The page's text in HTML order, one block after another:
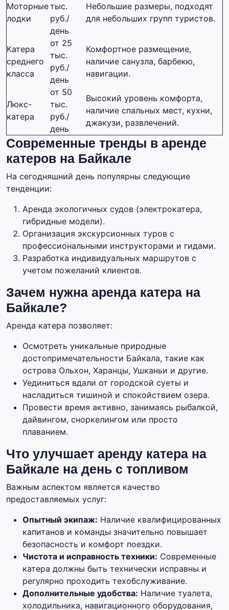
Моторные
лодки
тыс.
руб./
день
Небольшие размеры, подходят
для небольших групп туристов.
Катера
среднего
класса
от 25
тыс.
руб./
день
Комфортное размещение,
наличие санузла, барбекю,
навигации.
Люкс-
катера
от 50
тыс.
руб./
день
Высокий уровень комфорта,
наличие спальных мест, кухни,
джакузи, развлечений.
Современные тренды в аренде
катеров на Байкале
На сегодняшний день популярны следующие
тенденции:
Аренда экологичных судов (электрокатера,
гибридные модели).
Организация экскурсионных туров с
профессиональными инструкторами и гидами.
Разработка индивидуальных маршрутов с
учетом пожеланий клиентов.
Зачем нужна аренда катера на
Байкале?
Аренда катера позволяет:
Осмотреть уникальные природные
достопримечательности Байкала, такие как
острова Ольхон, Харанцы, Ушканьи и другие.
Уединиться вдали от городской суеты и
насладиться тишиной и спокойствием озера.
Провести время активно, занимаясь рыбалкой,
дайвингом, сноркелингом или просто
плаванием.
Что улучшает аренду катера на
Байкале на день с топливом
Важным аспектом является качество
предоставляемых услуг:
Опытный экипаж: Наличие квалифицированных
капитанов и команды значительно повышает
безопасность и комфорт поездки.
Чистота и исправность техники: Современные
катера должны быть технически исправны и
регулярно проходить техобслуживание.
Дополнительные удобства: Наличие туалета,
холодильника, навигационного оборудования,